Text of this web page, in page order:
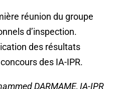
réunion du groupe
d’inspection.
des résultats
des IA-IPR.
DARMAME, IA-IPR